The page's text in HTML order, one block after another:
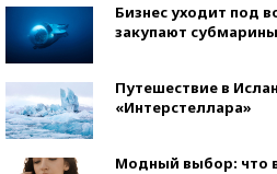
Бизнес уходит под
закупают субмарины
Путешествие в
«Интерстеллара»
Модный выбор: что